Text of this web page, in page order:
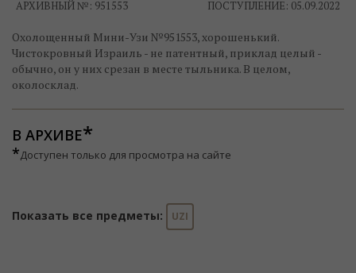
АРХИВНЫЙ №: 951553 ПОСТУПЛЕНИЕ: 05.09.2022
Охолощенный Мини-Узи №951553, хорошенький.
Чистокровный Израиль - не патентный, приклад целый -
обычно, он у них срезан в месте тыльника. В целом,
околосклад.
В АРХИВЕ
*Доступен только для просмотра на сайте
Показать все предметы: UZI